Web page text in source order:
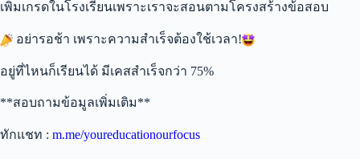
เพิ่มเกรดในโรงเรียนเพราะเราจะสอนตามโครงสร้างข้อสอบ
อย่ารอช้า เพราะความสำเร็จต้องใช้เวลา!
อยู่ที่ไหนก็เรียนได้ มีเคสสำเร็จกว่า 75%
**สอบถามข้อมูลเพิ่มเติม**
ทักแชท : m.me/youreducationourfocus